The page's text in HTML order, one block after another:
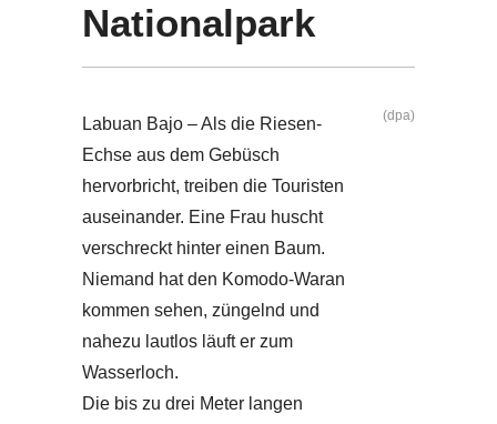
Nationalpark
Labuan Bajo – Als die Riesen-
Echse aus dem Gebüsch
hervorbricht, treiben die Touristen
auseinander. Eine Frau huscht
verschreckt hinter einen Baum.
Niemand hat den Komodo-Waran
kommen sehen, züngelnd und
nahezu lautlos läuft er zum
Wasserloch.
Die bis zu drei Meter langen
(dpa)